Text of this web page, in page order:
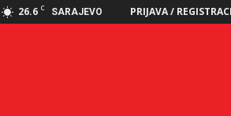
26.6 C SARAJEVO PRIJAVA /